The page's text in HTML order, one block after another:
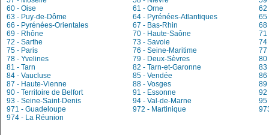
60 - Oise
61 - Orne
62
63 - Puy-de-Dôme
64 - Pyrénées-Atlantiques
65
66 - Pyrénées-Orientales
67 - Bas-Rhin
68
69 - Rhône
70 - Haute-Saône
71
72 - Sarthe
73 - Savoie
74
75 - Paris
76 - Seine-Maritime
77
78 - Yvelines
79 - Deux-Sèvres
80
81 - Tarn
82 - Tarn-et-Garonne
83
84 - Vaucluse
85 - Vendée
86
87 - Haute-Vienne
88 - Vosges
89
90 - Territoire de Belfort
91 - Essonne
92
93 - Seine-Saint-Denis
94 - Val-de-Marne
95
971 - Guadeloupe
972 - Martinique
974 - La Réunion